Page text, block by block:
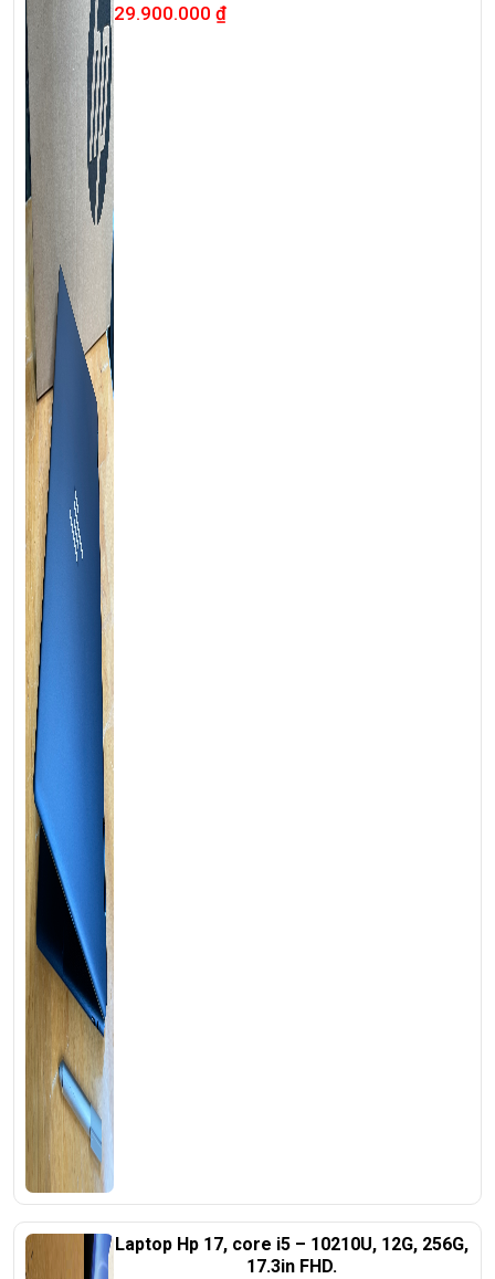
29.900.000 ₫
Laptop Hp 17, core i5 – 10210U, 12G, 256G,
17.3in FHD.